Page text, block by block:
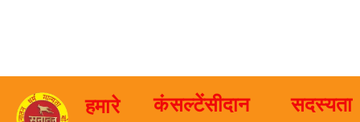
हमारे
कंसल्टेंसीदान सदस्यता